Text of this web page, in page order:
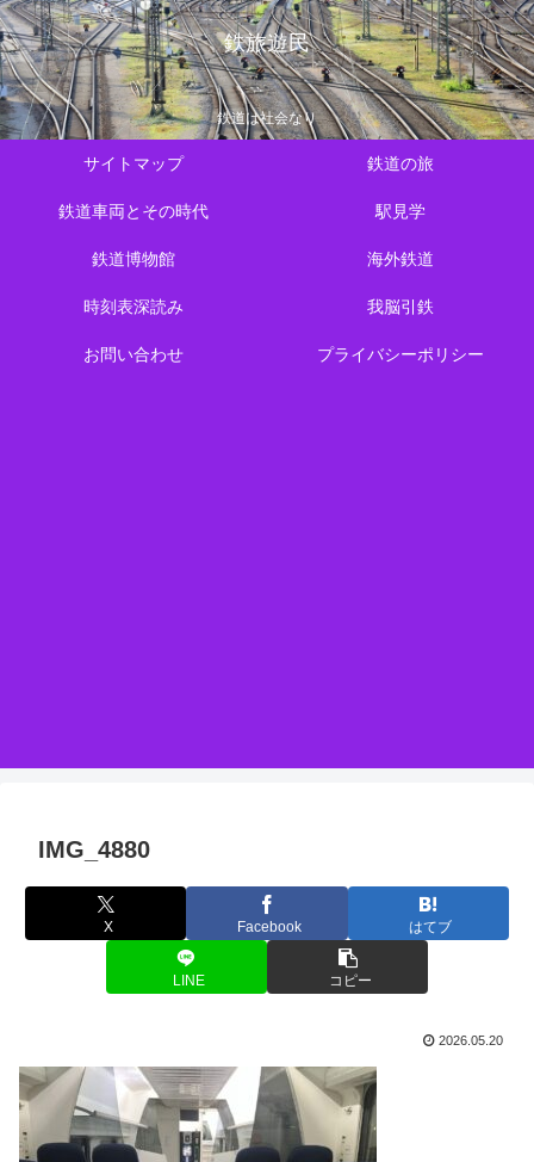
鉄旅遊民
鉄道は社会なり
サイトマップ 鉄道の旅
鉄道車両とその時代 駅見学
鉄道博物館 海外鉄道
時刻表深読み 我脳引鉄
お問い合わせ プライバシーポリシー
IMG_4880
X Facebook はてブ
LINE コピー
2026.05.20